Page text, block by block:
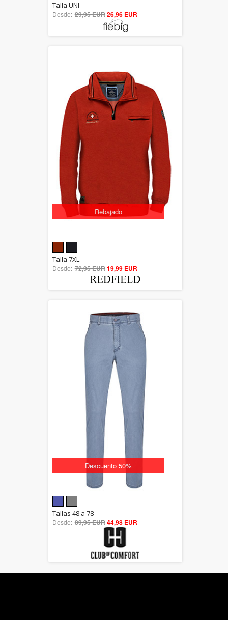
out of 5
Talla UNI
Desde: 29,95 EUR26,96 EUR
Rebajado
out of 5
Talla 7XL
Desde: 72,95 EUR19,99 EUR
Descuento 50%
out of 5
Tallas 48 a 78
Desde: 89,95 EUR44,98 EUR